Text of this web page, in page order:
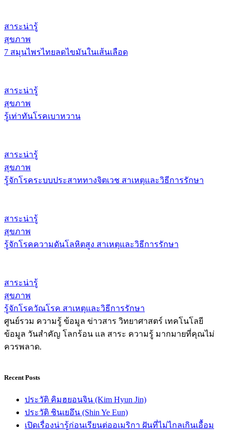
สาระน่ารู้
สุขภาพ
7 สมุนไพรไทยลดไขมันในเส้นเลือด
สาระน่ารู้
สุขภาพ
รู้เท่าทันโรคเบาหวาน
สาระน่ารู้
สุขภาพ
รู้จักโรคระบบประสาททางจิตเวช สาเหตุและวิธีการรักษา
สาระน่ารู้
สุขภาพ
รู้จักโรคความดันโลหิตสูง สาเหตุและวิธีการรักษา
สาระน่ารู้
สุขภาพ
รู้จักโรควัณโรค สาเหตุและวิธีการรักษา
ศูนย์รวม ความรู้ ข้อมูล ข่าวสาร วิทยาศาสตร์ เทคโนโลยี
ข้อมูล วันสำคัญ โลกร้อน แล สาระ ความรู้ มากมายที่คุณไม่
ควรพลาด.
Recent Posts
ประวัติ คิมฮยอนจิน (Kim Hyun Jin)
ประวัติ ชินเยอึน (Shin Ye Eun)
เปิดเรื่องน่ารู้ก่อนเรียนต่ออเมริกา ฝันที่ไม่ไกลเกินเอื้อม